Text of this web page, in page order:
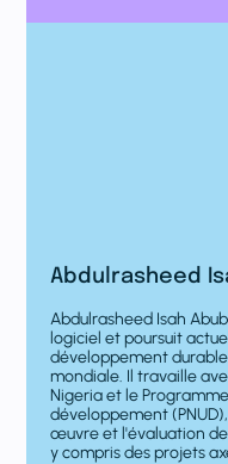
Abdulrasheed
Abdulrasheed Isah
logiciel et poursuit
développement
mondiale. Il travaille
Nigeria et le
développement
œuvre et l'évaluation
y compris des projets